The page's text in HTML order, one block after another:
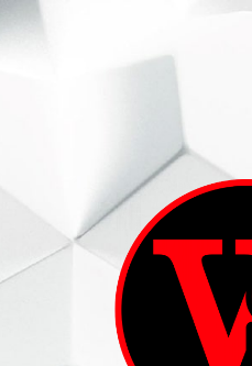
ВИННЫЙ СКЛАД